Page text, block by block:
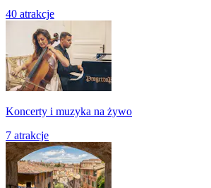
40 atrakcje
Koncerty i muzyka na żywo
7 atrakcje